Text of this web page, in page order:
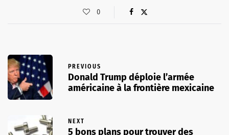
0
PREVIOUS
Donald Trump déploie l’armée
américaine à la frontière mexicaine
NEXT
5 bons plans pour trouver des